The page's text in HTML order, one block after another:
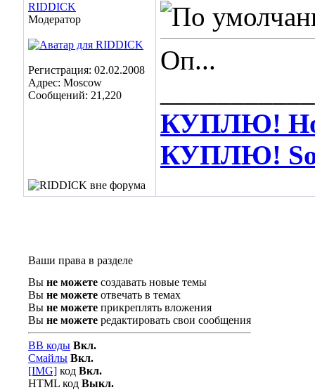
RIDDICK
Модератор
Регистрация: 02.02.2008
Адрес: Moscow
Сообщений: 21,220
Оп...
КУПЛЮ!
КУПЛЮ!
Ваши права в разделе
Вы не можете создавать новые темы
Вы не можете отвечать в темах
Вы не можете прикреплять вложения
Вы не можете редактировать свои сообщения
BB коды Вкл.
Смайлы Вкл.
[IMG] код Вкл.
HTML код Выкл.